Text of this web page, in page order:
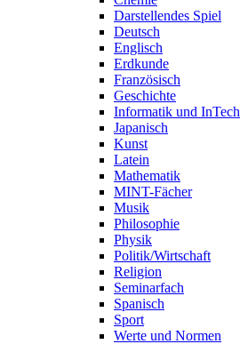
Darstellendes Spiel
Deutsch
Englisch
Erdkunde
Französisch
Geschichte
Informatik und InTech
Japanisch
Kunst
Latein
Mathematik
MINT-Fächer
Musik
Philosophie
Physik
Politik/Wirtschaft
Religion
Seminarfach
Spanisch
Sport
Werte und Normen